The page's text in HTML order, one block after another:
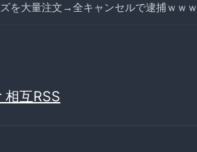
を大量注文→全キャンセルで逮捕ｗｗｗ
互RSS